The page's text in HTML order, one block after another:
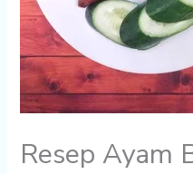
Resep Ayam